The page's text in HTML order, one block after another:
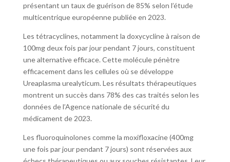
présentant un taux de guérison de 85% selon l’étude
multicentrique européenne publiée en 2023.
Les tétracyclines, notamment la doxycycline à raison de
100mg deux fois par jour pendant 7 jours, constituent
une alternative efficace. Cette molécule pénètre
efficacement dans les cellules où se développe
Ureaplasma urealyticum. Les résultats thérapeutiques
montrent un succès dans 78% des cas traités selon les
données de l’Agence nationale de sécurité du
médicament de 2023.
Les fluoroquinolones comme la moxifloxacine (400mg
une fois par jour pendant 7 jours) sont réservées aux